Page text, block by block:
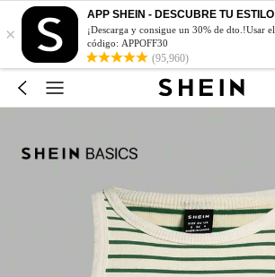
×
APP SHEIN - DESCUBRE TU ESTILO
¡Descarga y consigue un 30% de dto.!Usar el
código: APPOFF30
(95,960)